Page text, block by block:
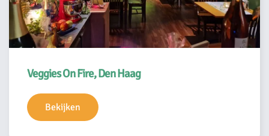
Veggies On Fire, Den Haag
Bekijken